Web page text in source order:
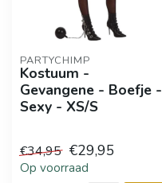
PARTYCHIMP
Kostuum -
Gevangene - Boefje -
Sexy - XS/S
€34,95 €29,95
Op voorraad